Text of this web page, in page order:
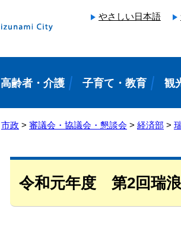
やさしい日本語
高齢者・介護 子育て・教育 観
市政 > 審議会・協議会・懇談会 > 経済部 >
令和元年度 第2回瑞